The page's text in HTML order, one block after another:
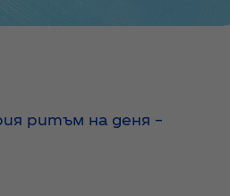
ритъм на деня –